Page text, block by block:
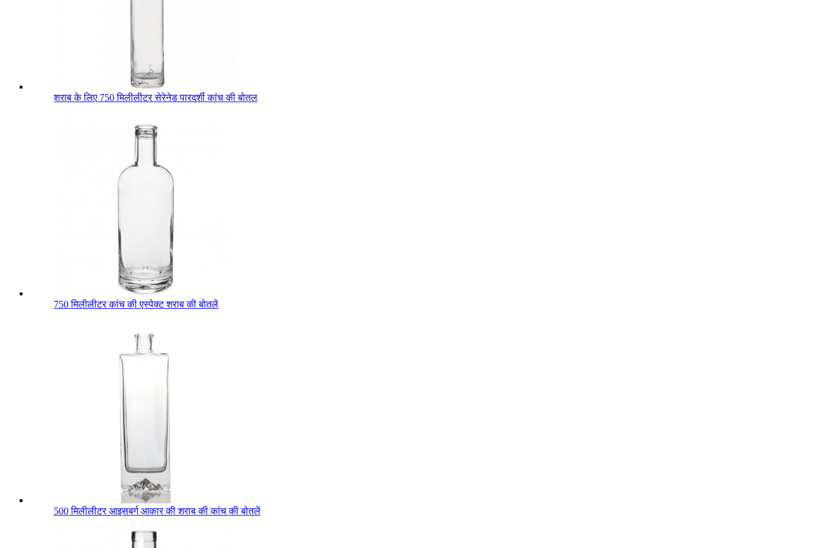
शराब के लिए 750 मिलीलीटर सेरेनेड पारदर्शी कांच की बोतल
750 मिलीलीटर कांच की एस्पेक्ट शराब की बोतलें
500 मिलीलीटर आइसबर्ग आकार की शराब की कांच की बोतलें